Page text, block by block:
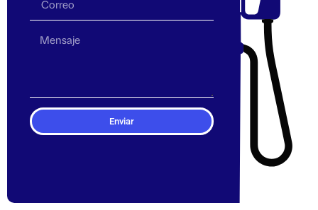
Enviar